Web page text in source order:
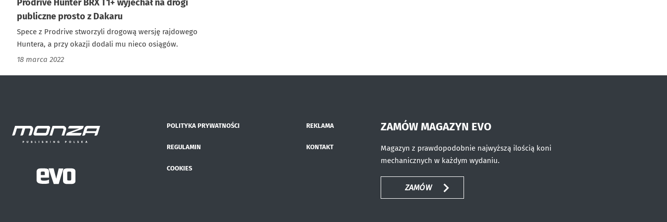
Prodrive Hunter BRX T1+ wyjechał na drogi
publiczne prosto z Dakaru
Spece z Prodrive stworzyli drogową wersję rajdowego
Huntera, a przy okazji dodali mu nieco osiągów.
18 marca 2022
POLITYKA PRYWATNOŚCI
REGULAMIN
COOKIES
REKLAMA
KONTAKT
ZAMÓW MAGAZYN EVO
Magazyn z prawdopodobnie najwyższą ilością koni
mechanicznych w każdym wydaniu.
ZAMÓW